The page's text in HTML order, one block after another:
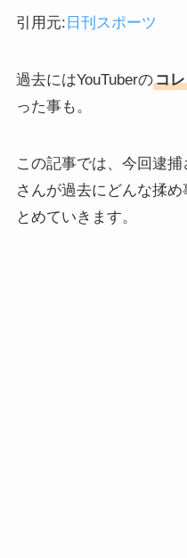
引用元: 日刊スポーツ
過去にはYouTuberのコ
った事も。
この記事では、今回逮
さんが過去にどんな揉
とめていきます。